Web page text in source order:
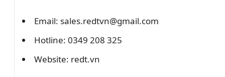
Email: sales.redtvn@gmail.com
Hotline: 0349 208 325
Website: redt.vn